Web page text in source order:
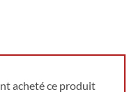
acheté ce produit